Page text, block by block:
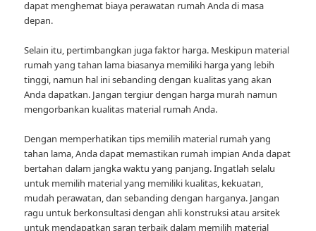
dapat menghemat biaya perawatan rumah Anda di masa
depan.
Selain itu, pertimbangkan juga faktor harga. Meskipun material
rumah yang tahan lama biasanya memiliki harga yang lebih
tinggi, namun hal ini sebanding dengan kualitas yang akan
Anda dapatkan. Jangan tergiur dengan harga murah namun
mengorbankan kualitas material rumah Anda.
Dengan memperhatikan tips memilih material rumah yang
tahan lama, Anda dapat memastikan rumah impian Anda dapat
bertahan dalam jangka waktu yang panjang. Ingatlah selalu
untuk memilih material yang memiliki kualitas, kekuatan,
mudah perawatan, dan sebanding dengan harganya. Jangan
ragu untuk berkonsultasi dengan ahli konstruksi atau arsitek
untuk mendapatkan saran terbaik dalam memilih material